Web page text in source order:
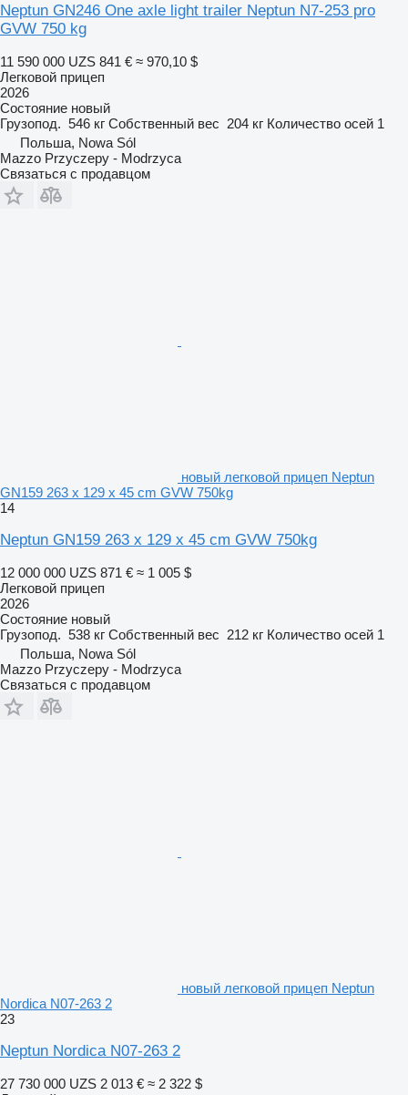
Neptun GN246 One axle light trailer Neptun N7-253 pro
GVW 750 kg
11 590 000 UZS 841 € ≈ 970,10 $
Легковой прицеп
2026
Состояние новый
Грузопод. 546 кг Собственный вес 204 кг Количество осей 1
Польша, Nowa Sól
Mazzo Przyczepy - Modrzyca
Связаться с продавцом
новый легковой прицеп Neptun
GN159 263 x 129 x 45 cm GVW 750kg
14
Neptun GN159 263 x 129 x 45 cm GVW 750kg
12 000 000 UZS 871 € ≈ 1 005 $
Легковой прицеп
2026
Состояние новый
Грузопод. 538 кг Собственный вес 212 кг Количество осей 1
Польша, Nowa Sól
Mazzo Przyczepy - Modrzyca
Связаться с продавцом
новый легковой прицеп Neptun
Nordica N07-263 2
23
Neptun Nordica N07-263 2
27 730 000 UZS 2 013 € ≈ 2 322 $